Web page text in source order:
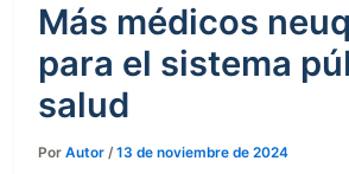
Más médicos
para el sistema
salud
Por Autor /13 de noviembre de 2024